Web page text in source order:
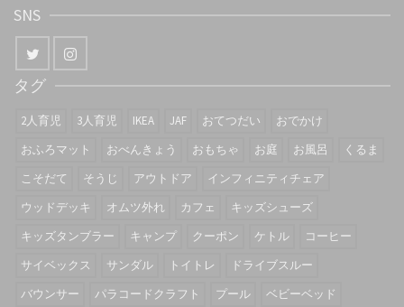
SNS
タグ
2人育児 3人育児 IKEA JAF おてつだい
おでかけ
おふろマット
おべんきょう おもちゃ お庭 お風呂
くるま
こそだて
そうじ アウトドア
インフィニティチェア
ウッドデッキ
オムツ外れ カフェ
キッズシューズ
キッズタンブラー
キャンプ クーポン ケトル
コーヒー
サイベックス
サンダル トイトレ
ドライブスルー
バウンサー
パラコードクラフト プール ベビーベッド